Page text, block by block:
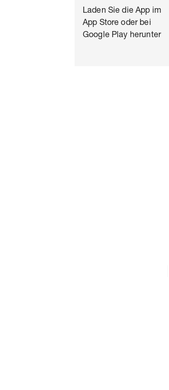
Laden Sie die App im
App Store oder bei
Google Play herunter